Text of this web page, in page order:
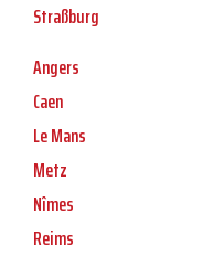
Straßburg
Angers
Caen
Le Mans
Metz
Nîmes
Reims